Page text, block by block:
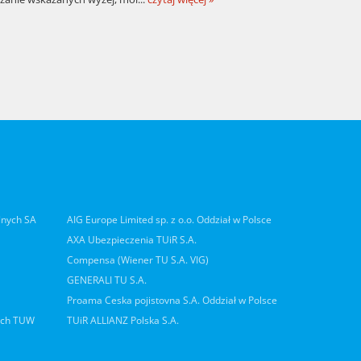
SA
TUW
AIG Europe Limited sp. z o.o. Oddział w Polsce
AXA Ubezpieczenia TUiR S.A.
Compensa (Wiener TU S.A. VIG)
GENERALI TU S.A.
Proama Ceska pojistovna S.A. Oddział w Polsce
TUiR ALLIANZ Polska S.A.